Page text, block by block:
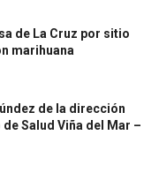
de La Cruz por sitio
marihuana
de la dirección
Salud Viña del Mar –